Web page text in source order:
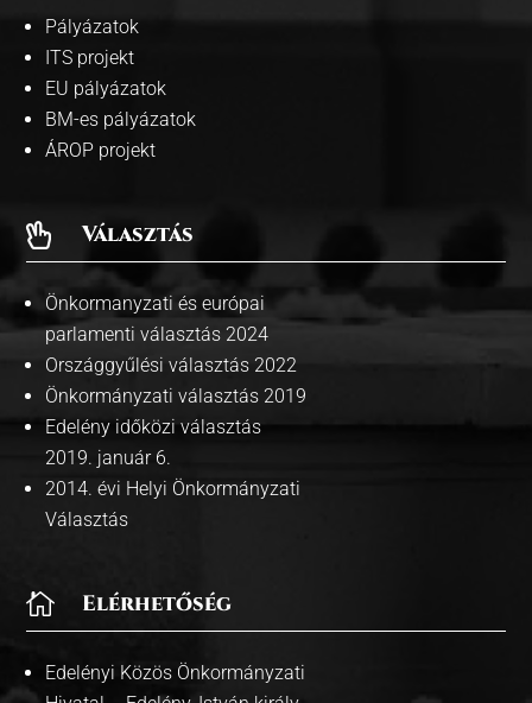
Pályázatok
ITS projekt
EU pályázatok
BM-es pályázatok
ÁROP projekt
 Választás
Önkormanyzati és európai
parlamenti választás 2024
Országgyűlési választás 2022
Önkormányzati választás 2019
Edelény időközi választás
2019. január 6.
2014. évi Helyi Önkormányzati
Választás
 Elérhetőség
Edelényi Közös Önkormányzati